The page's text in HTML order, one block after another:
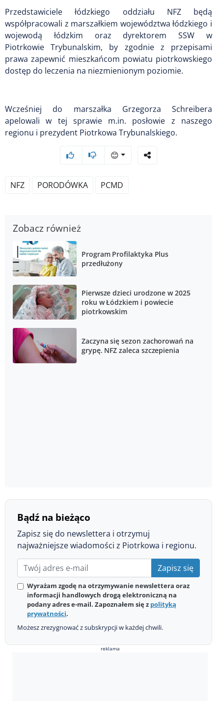
Przedstawiciele łódzkiego oddziału NFZ będą
współpracowali z marszałkiem województwa łódzkiego i
wojewodą łódzkim oraz dyrektorem SSW w
Piotrkowie Trybunalskim, by zgodnie z przepisami
prawa zapewnić mieszkańcom powiatu piotrkowskiego
dostęp do leczenia na niezmienionym poziomie.
Wcześniej do marszałka Grzegorza Schreibera
apelowali w tej sprawie m.in. posłowie z naszego
regionu i prezydent Piotrkowa Trybunalskiego.
😊
NFZ PORODÓWKA PCMD
Zobacz również
Program Profilaktyka Plus
przedłużony
Pierwsze dzieci urodzone w 2025
roku w Łódzkiem i powiecie
piotrkowskim
Zaczyna się sezon zachorowań na
grypę. NFZ zaleca szczepienia
Bądź na bieżąco
Zapisz się do newslettera i otrzymuj
najważniejsze wiadomości z Piotrkowa i regionu.
Zapisz się
Wyrażam zgodę na otrzymywanie newslettera oraz
informacji handlowych drogą elektroniczną na
podany adres e-mail. Zapoznałem się z polityką
prywatności.
Możesz zrezygnować z subskrypcji w każdej chwili.
reklama